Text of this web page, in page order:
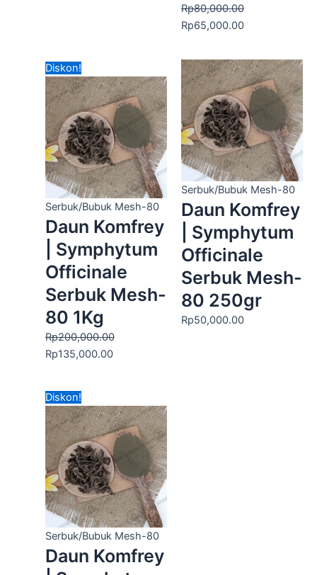
Rp80,000.00
Rp65,000.00
Diskon!
Serbuk/Bubuk Mesh-80
Daun Komfrey
| Symphytum
Officinale
Serbuk Mesh-
80 1Kg
Rp200,000.00
Harga
aslinya
adalah:
Rp200,000.00.
Rp135,000.00
saat
ini
adalah:
Rp135,000.00.
Serbuk/Bubuk Mesh-80
Daun Komfrey
| Symphytum
Officinale
Serbuk Mesh-
80 250gr
Rp50,000.00
Diskon!
Serbuk/Bubuk Mesh-80
Daun Komfrey
Harga
aslinya
adalah:
Rp100,000.00.
saat
ini
adalah:
Rp80,000.00.